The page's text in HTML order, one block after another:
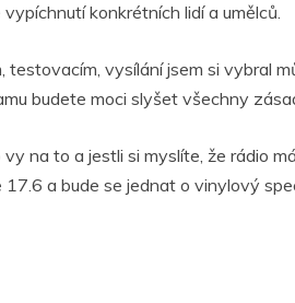
konkrétních lidí a umělců.
testovacím, vysílání jsem si vybral
budete moci slyšet všechny
na to a jestli si myslíte, že rádio
a bude se jednat o vinylový